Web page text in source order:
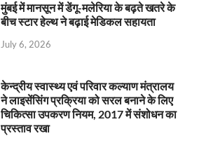
मुंबई में मानसून में डेंगू-मलेरिया के बढ़ते खतरे के
बीच स्टार हेल्थ ने बढ़ाई मेडिकल सहायता
July 6, 2026
केन्‍द्रीय स्वास्थ्य एवं परिवार कल्याण मंत्रालय
ने लाइसेंसिंग प्रक्रिया को सरल बनाने के लिए
चिकित्सा उपकरण नियम, 2017 में संशोधन का
प्रस्ताव रखा